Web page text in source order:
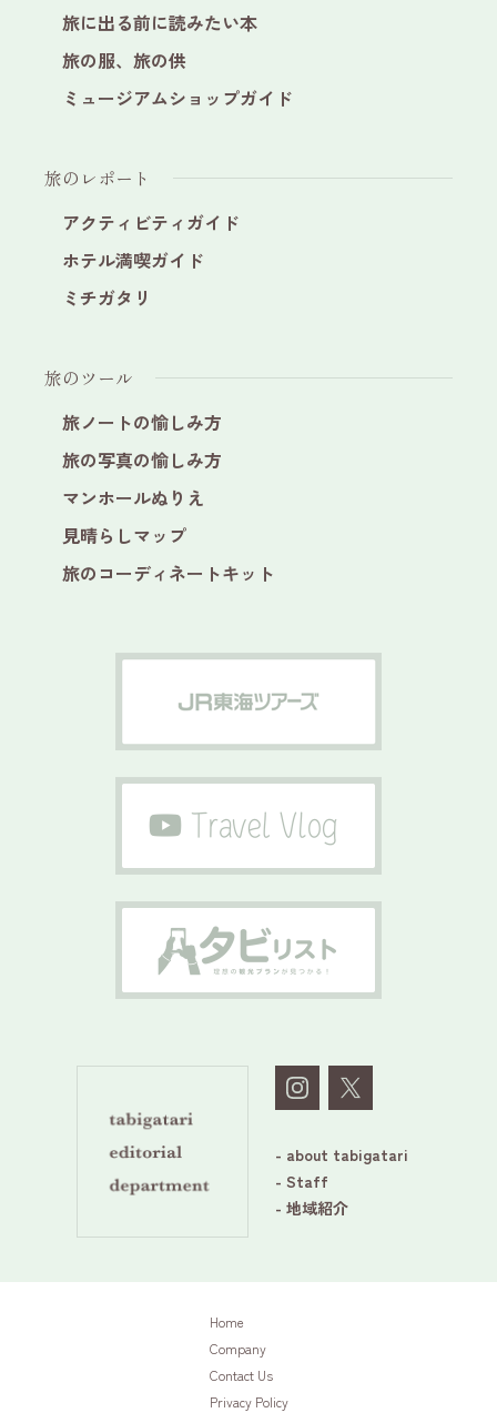
旅に出る前に読みたい本
旅の服、旅の供
ミュージアムショップガイド
旅のレポート
アクティビティガイド
ホテル満喫ガイド
ミチガタリ
旅のツール
旅ノートの愉しみ方
旅の写真の愉しみ方
マンホールぬりえ
見晴らしマップ
旅のコーディネートキット
- about tabigatari
- Staff
- 地域紹介
Home
Company
Contact Us
Privacy Policy